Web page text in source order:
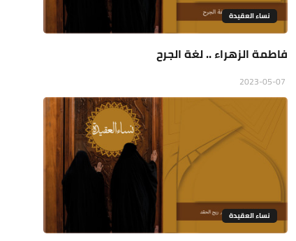
نساء العقيدة
فاطمة الزهراء .. لغة الجرح
نساء العقيدة